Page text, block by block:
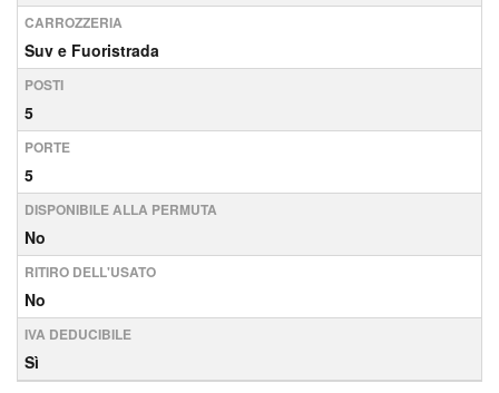
CARROZZERIA
Suv e Fuoristrada
POSTI
5
PORTE
5
DISPONIBILE ALLA PERMUTA
No
RITIRO DELL'USATO
No
IVA DEDUCIBILE
Sì